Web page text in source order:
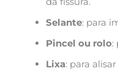
Selante: para
Pincel ou rolo:
Lixa: para